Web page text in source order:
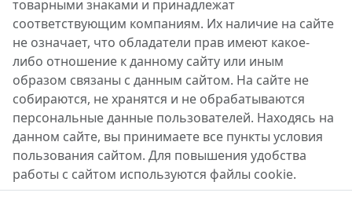
товарными знаками и принадлежат
соответствующим компаниям. Их наличие на сайте
не означает, что обладатели прав имеют какое-
либо отношение к данному сайту или иным
образом связаны с данным сайтом. На сайте не
собираются, не хранятся и не обрабатываются
персональные данные пользователей. Находясь на
данном сайте, вы принимаете все пункты условия
пользования сайтом. Для повышения удобства
работы с сайтом используются файлы cookie.